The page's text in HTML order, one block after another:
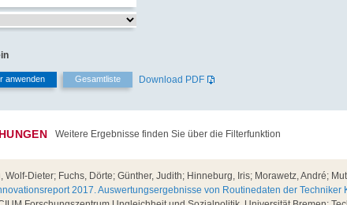
Download PDF
Weitere Ergebnisse finden Sie über die Filterfunktion
Dieter; Fuchs, Dörte; Günther, Judith; Hinneburg, Iris; Morawetz, André;
2017. Auswertungsergebnisse von Routinedaten der Techniker